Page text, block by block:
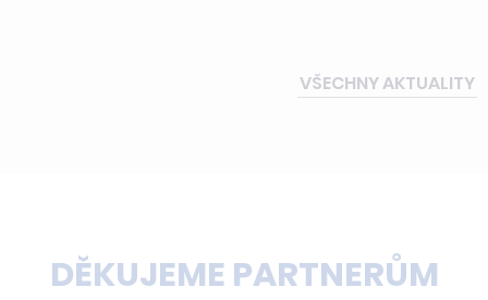
VŠECHNY AKTUALITY
DĚKUJEME PARTNERŮM